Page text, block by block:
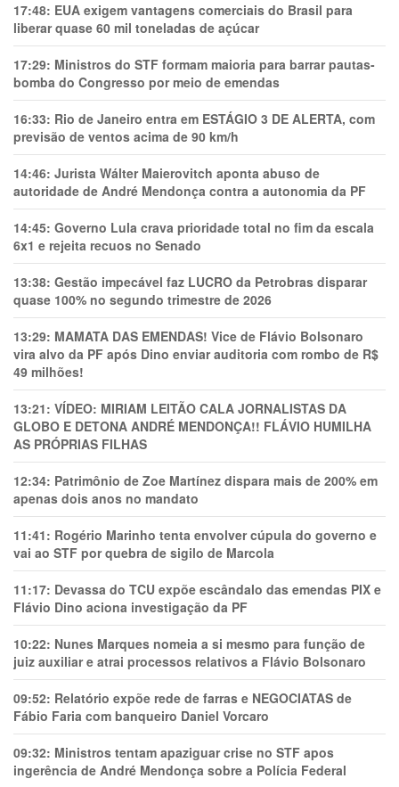
17:48: EUA exigem vantagens comerciais do Brasil para
liberar quase 60 mil toneladas de açúcar
17:29: Ministros do STF formam maioria para barrar pautas-
bomba do Congresso por meio de emendas
16:33: Rio de Janeiro entra em ESTÁGIO 3 DE ALERTA, com
previsão de ventos acima de 90 km/h
14:46: Jurista Wálter Maierovitch aponta abuso de
autoridade de André Mendonça contra a autonomia da PF
14:45: Governo Lula crava prioridade total no fim da escala
6x1 e rejeita recuos no Senado
13:38: Gestão impecável faz LUCRO da Petrobras disparar
quase 100% no segundo trimestre de 2026
13:29: MAMATA DAS EMENDAS! Vice de Flávio Bolsonaro
vira alvo da PF após Dino enviar auditoria com rombo de R$
49 milhões!
13:21: VÍDEO: MIRIAM LEITÃO CALA JORNALISTAS DA
GLOBO E DETONA ANDRÉ MENDONÇA!! FLÁVIO HUMILHA
AS PRÓPRIAS FILHAS
12:34: Patrimônio de Zoe Martínez dispara mais de 200% em
apenas dois anos no mandato
11:41: Rogério Marinho tenta envolver cúpula do governo e
vai ao STF por quebra de sigilo de Marcola
11:17: Devassa do TCU expõe escândalo das emendas PIX e
Flávio Dino aciona investigação da PF
10:22: Nunes Marques nomeia a si mesmo para função de
juiz auxiliar e atrai processos relativos a Flávio Bolsonaro
09:52: Relatório expõe rede de farras e NEGOCIATAS de
Fábio Faria com banqueiro Daniel Vorcaro
09:32: Ministros tentam apaziguar crise no STF apos
ingerência de André Mendonça sobre a Polícia Federal